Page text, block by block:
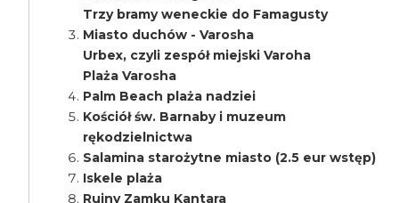
Trzy bramy weneckie do Famagusty
Miasto duchów - Varosha
Urbex, czyli zespół miejski Varoha
Plaża Varosha
Palm Beach plaża nadziei
Kościół św. Barnaby i muzeum
rękodzielnictwa
Salamina starożytne miasto (2.5 eur wstęp)
Iskele plaża
Ruiny Zamku Kantara